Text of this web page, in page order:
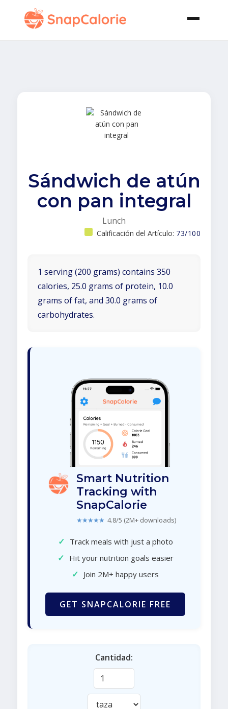
Sándwich de atún
con pan integral
Lunch
Calificación del Artículo: 73/100
1 serving (200 grams) contains 350
calories, 25.0 grams of protein, 10.0
grams of fat, and 30.0 grams of
carbohydrates.
Smart Nutrition
Tracking with
SnapCalorie
★★★★★ 4.8/5 (2M+ downloads)
✓ Track meals with just a photo
✓ Hit your nutrition goals easier
✓ Join 2M+ happy users
GET SNAPCALORIE FREE
Cantidad: